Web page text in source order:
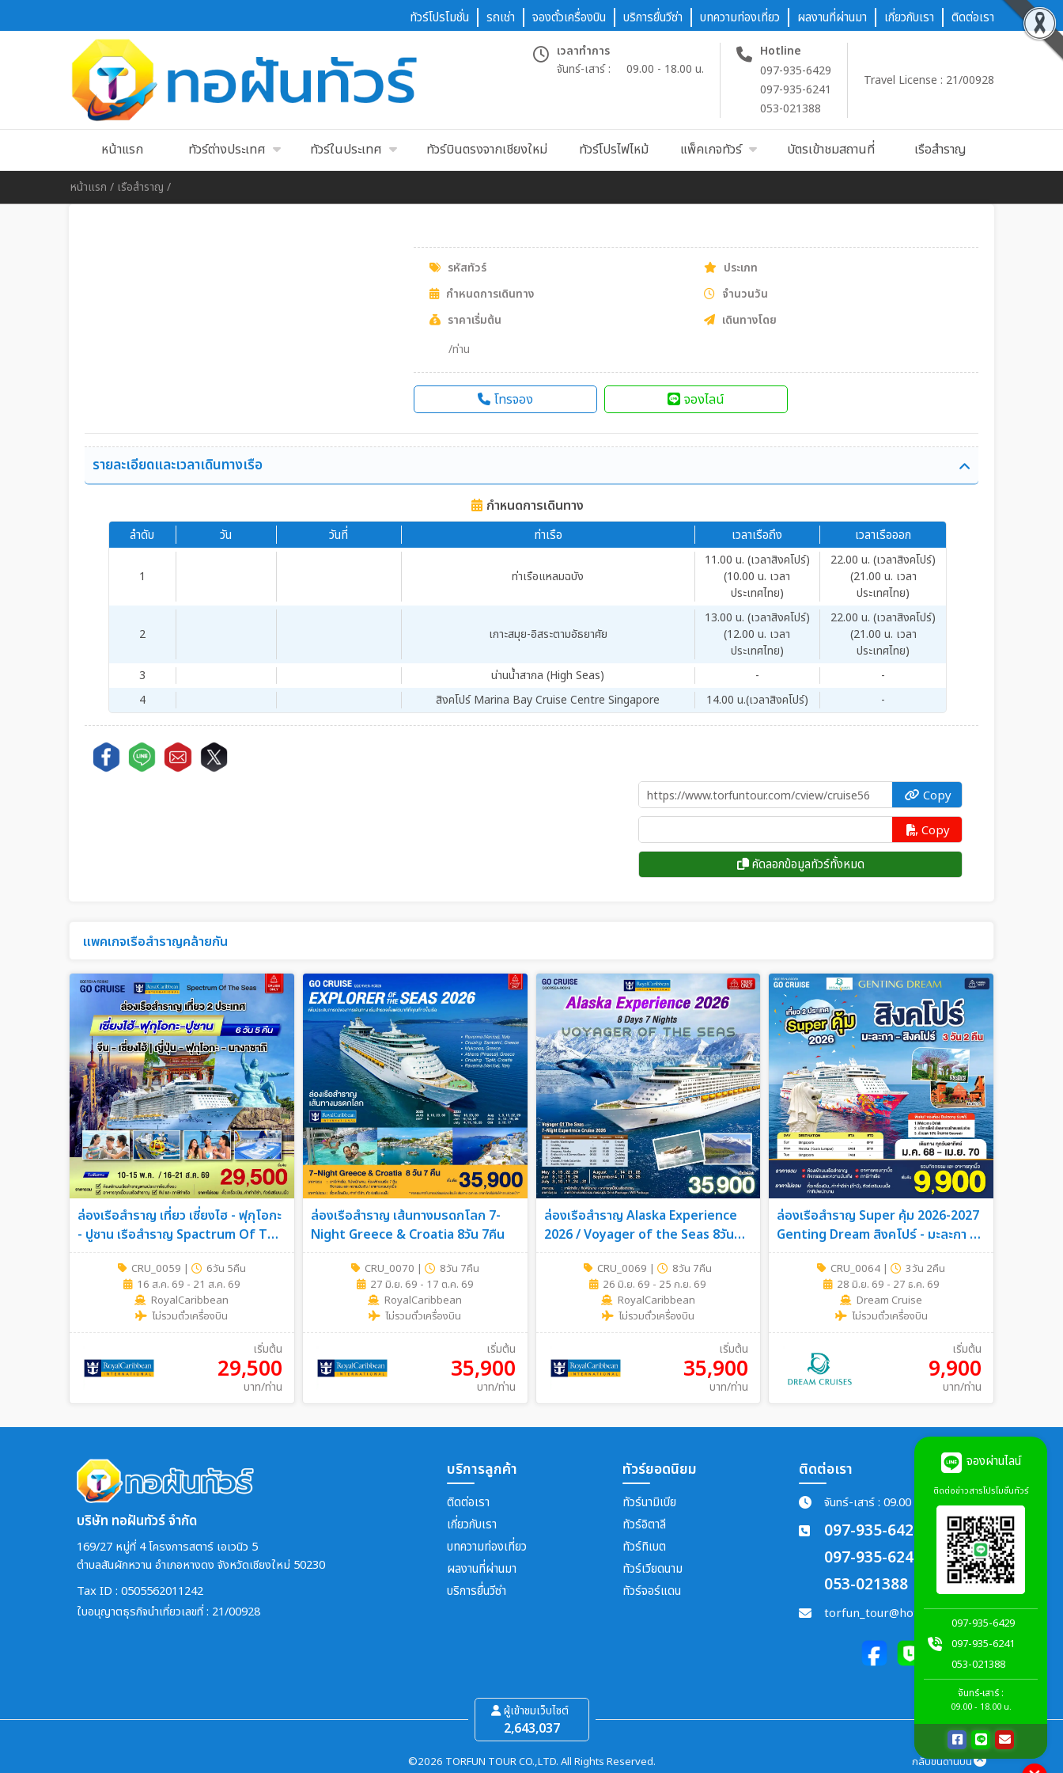
ทัวร์โปรโมชั่น รถเช่า จองตั๋วเครื่องบิน บริการยื่นวีซ่า บทความท่องเที่ยว ผลงานที่ผ่านมา เกี่ยวกับเรา ติดต่อเรา
เวลาทำการ
จันทร์-เสาร์ :
09.00 - 18.00 น.
Hotline
097-935-6429
097-935-6241
053-021388
Travel License : 21/00928
หน้าแรก ทัวร์ต่างประเทศ ทัวร์ในประเทศ ทัวร์บินตรงจากเชียงใหม่ ทัวร์โปรไฟไหม้ แพ็คเกจทัวร์ บัตรเข้าชมสถานที่ เรือสำราญ
หน้าแรก / เรือสำราญ /
รหัสทัวร์
ประเภท
กำหนดการเดินทาง
จำนวนวัน
ราคาเริ่มต้น
/ท่าน
เดินทางโดย
โทรจอง จองไลน์
รายละเอียดและเวลาเดินทางเรือ
กำหนดการเดินทาง
ลำดับ วัน วันที่ ท่าเรือ เวลาเรือถึง เวลาเรือออก
1 ท่าเรือแหลมฉบัง
11.00 น. (เวลาสิงคโปร์)
(10.00 น. เวลา
ประเทศไทย)
22.00 น. (เวลาสิงคโปร์)
(21.00 น. เวลา
ประเทศไทย)
2 เกาะสมุย-อิสระตามอัธยาศัย
13.00 น. (เวลาสิงคโปร์)
(12.00 น. เวลา
ประเทศไทย)
22.00 น. (เวลาสิงคโปร์)
(21.00 น. เวลา
ประเทศไทย)
3
น่านน้ำสากล (High Seas) -
-
4
สิงคโปร์ Marina Bay Cruise Centre Singapore 14.00 น.(เวลาสิงคโปร์) -
Copy
Copy
คัดลอกข้อมูลทัวร์ทั้งหมด
แพคเกจเรือสำราญคล้ายกัน
ล่องเรือสำราญ เที่ยว เซี่ยงไฮ - ฟุกุโอกะ
- ปูซาน เรือสำราญ Spactrum Of The
Sea 6วัน 5คืน (Cruise Only)
CRU_0059 |
6วัน 5คืน
16 ส.ค. 69 - 21 ส.ค. 69
RoyalCaribbean
ไม่รวมตั๋วเครื่องบิน
เริ่มต้น
29,500
บาท/ท่าน
ล่องเรือสำราญ เส้นทางมรดกโลก 7-
Night Greece & Croatia 8วัน 7คืน
CRU_0070 |
8วัน 7คืน
27 มิ.ย. 69 - 17 ต.ค. 69
RoyalCaribbean
ไม่รวมตั๋วเครื่องบิน
เริ่มต้น
35,900
บาท/ท่าน
ล่องเรือสำราญ Alaska Experience
2026 / Voyager of the Seas 8วัน
7คืน
CRU_0069 |
8วัน 7คืน
26 มิ.ย. 69 - 25 ก.ย. 69
RoyalCaribbean
ไม่รวมตั๋วเครื่องบิน
เริ่มต้น
35,900
บาท/ท่าน
ล่องเรือสำราญ Super คุ้ม 2026-2027
Genting Dream สิงคโปร์ - มะละกา -
สิงคโปร์ SUN เดินทางวันอาทิตย์ 3วัน
CRU_0064 |
3วัน 2คืน
28 มิ.ย. 69 - 27 ธ.ค. 69
Dream Cruise
ไม่รวมตั๋วเครื่องบิน
เริ่มต้น
9,900
บาท/ท่าน
บริษัท ทอฝันทัวร์ จำกัด
169/27 หมู่ที่ 4 โครงการสตาร์ เอเวนิว 5
ตำบลสันผักหวาน อำเภอหางดง จังหวัดเชียงใหม่ 50230
Tax ID : 0505562011242
ใบอนุญาตธุรกิจนำเที่ยวเลขที่ : 21/00928
บริการลูกค้า
ติดต่อเรา
เกี่ยวกับเรา
บทความท่องเที่ยว
ผลงานที่ผ่านมา
บริการยื่นวีซ่า
ทัวร์ยอดนิยม
ทัวร์นามิเบีย
ทัวร์อิตาลี
ทัวร์ทิเบต
ทัวร์เวียดนาม
ทัวร์จอร์แดน
ติดต่อเรา
จันทร์-เสาร์ : 09.00 - 18.00 น.
097-935-6429
097-935-6241
053-021388
torfun_tour@hotmail.com
ผู้เข้าชมเว็บไซต์
2,643,037
©2026 TORFUN TOUR CO.,LTD. All Rights Reserved. กลับขึ้นด้านบน
จองผ่านไลน์
ติดต่อข่าวสารโปรโมชั่นทัวร์
097-935-6429
097-935-6241
053-021388
จันทร์-เสาร์ :
09.00 - 18.00 น.